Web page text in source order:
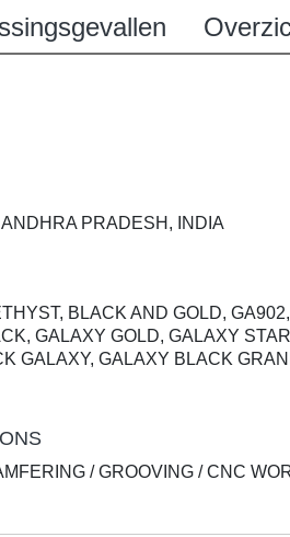
PRADESH, INDIA
BLACK AND GOLD, GA902,
GALAXY GOLD, GALAXY
GALAXY, GALAXY BLACK
/ GROOVING / CNC